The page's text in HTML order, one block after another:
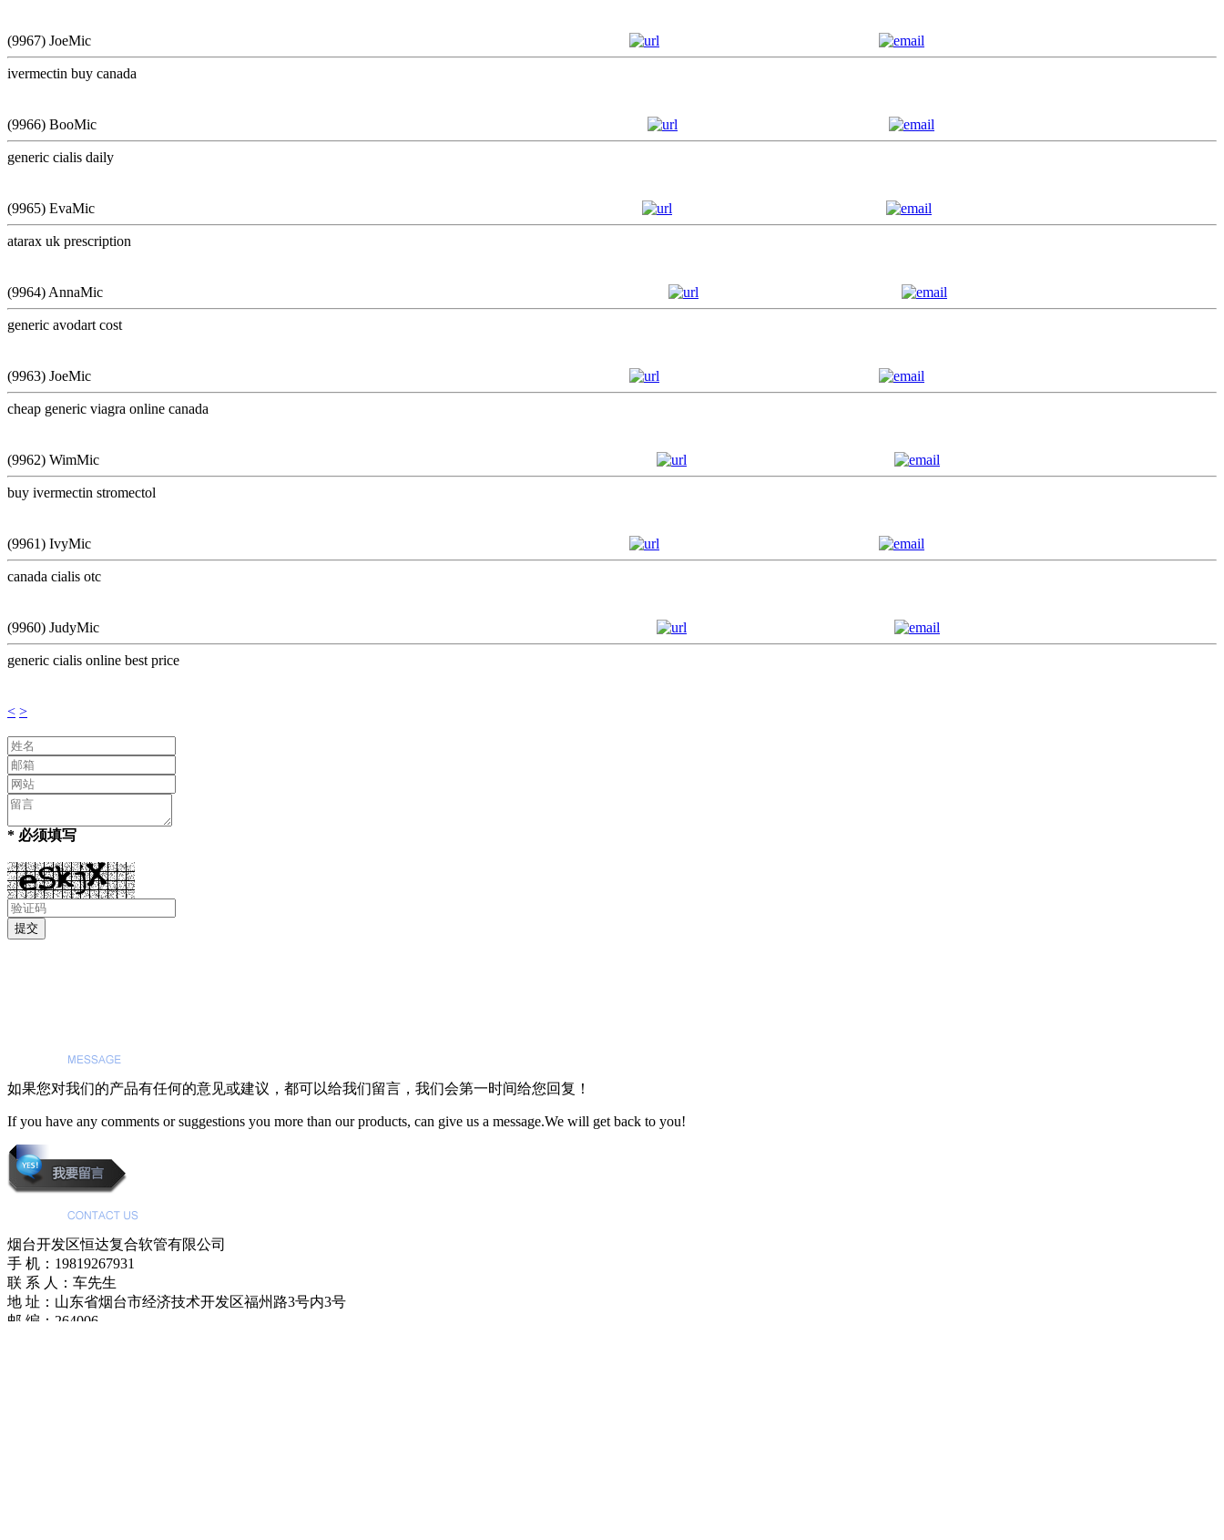
(9967) JoeMic
ivermectin buy canada
(9966) BooMic
generic cialis daily
(9965) EvaMic
atarax uk prescription
(9964) AnnaMic
generic avodart cost
(9963) JoeMic
cheap generic viagra online canada
(9962) WimMic
buy ivermectin stromectol
(9961) IvyMic
canada cialis otc
(9960) JudyMic
generic cialis online best price
< >
* 必须填写
如果您对我们的产品有任何的意见或建议，都可以给我们留言，我们会第一时间给您回复！
If you have any comments or suggestions you more than our products, can give us a message.We will get back to you!
烟台开发区恒达复合软管有限公司
手 机：19819267931
联 系 人：车先生
地 址：山东省烟台市经济技术开发区福州路3号内3号
邮 编：264006